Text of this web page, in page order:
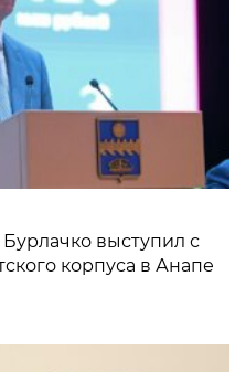
выступил с
корпуса в Анапе